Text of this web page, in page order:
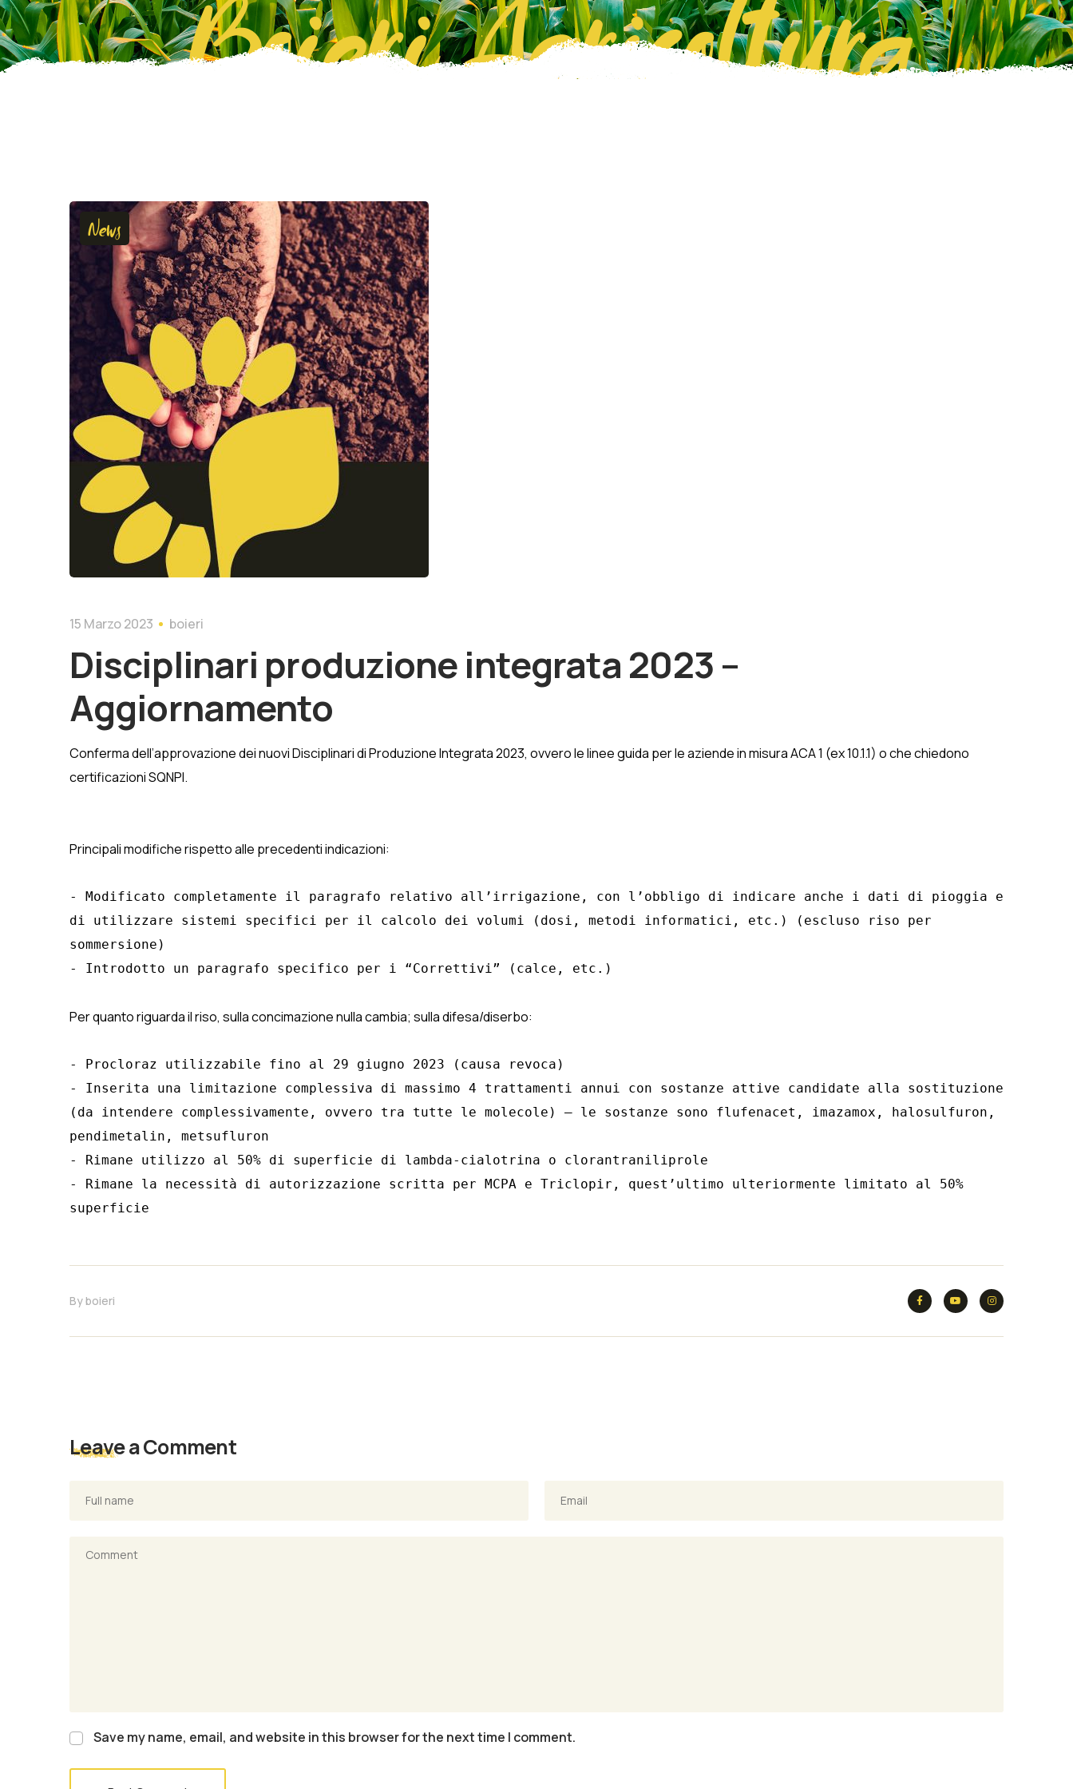
Boieri Agricoltura
News
15 Marzo 2023 boieri
Disciplinari produzione integrata 2023 –
Aggiornamento
Conferma dell’approvazione dei nuovi Disciplinari di Produzione Integrata 2023, ovvero le linee guida per le aziende in misura ACA 1 (ex 10.1.1) o che chiedono
certificazioni SQNPI.
Principali modifiche rispetto alle precedenti indicazioni:
- Modificato completamente il paragrafo relativo all’irrigazione, con l’obbligo di indicare anche i dati di pioggia e
di utilizzare sistemi specifici per il calcolo dei volumi (dosi, metodi informatici, etc.) (escluso riso per
sommersione)
- Introdotto un paragrafo specifico per i “Correttivi” (calce, etc.)
Per quanto riguarda il riso, sulla concimazione nulla cambia; sulla difesa/diserbo:
- Procloraz utilizzabile fino al 29 giugno 2023 (causa revoca)
- Inserita una limitazione complessiva di massimo 4 trattamenti annui con sostanze attive candidate alla sostituzione
(da intendere complessivamente, ovvero tra tutte le molecole) – le sostanze sono flufenacet, imazamox, halosulfuron,
pendimetalin, metsufluron
- Rimane utilizzo al 50% di superficie di lambda-cialotrina o clorantraniliprole
- Rimane la necessità di autorizzazione scritta per MCPA e Triclopir, quest’ultimo ulteriormente limitato al 50%
superficie
Byboieri
Leave a Comment
Save my name, email, and website in this browser for the next time I comment.